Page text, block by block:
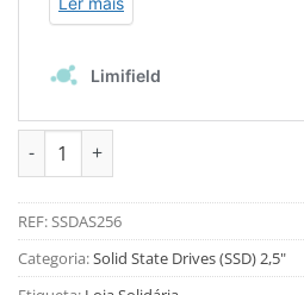
Quantidade de Disco SSD Go-
REF:SSDAS256
Categoria:Solid State Drives (SSD) 2,5"